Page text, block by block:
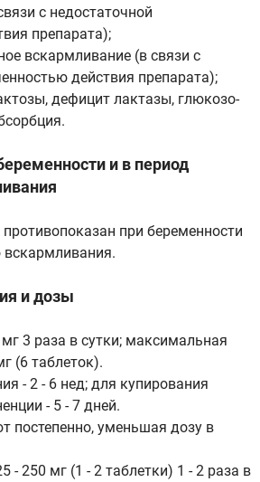
с недостаточной
препарата);
вскармливание (в связи с
действия препарата);
дефицит лактазы, глюкозо-
и в период
при беременности
вскармливания.
и дозы
3 раза в сутки; максимальная
(6 таблеток).
- 2 - 6 нед; для купирования
- 5 - 7 дней.
постепенно, уменьшая дозу в
- 250 мг (1 - 2 таблетки) 1 - 2 раза в